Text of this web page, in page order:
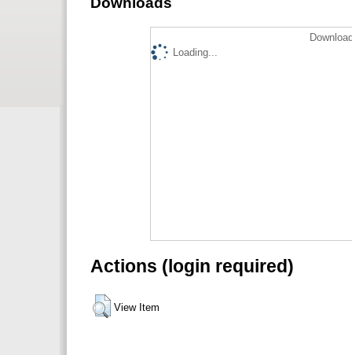
Loading...
Actions (login required)
View Item